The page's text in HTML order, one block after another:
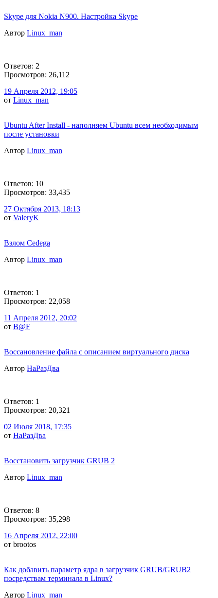
Skype для Nokia N900. Настройка Skype
Автор Linux_man
Ответов: 2
Просмотров: 26,112
19 Апреля 2012, 19:05
от Linux_man
Ubuntu After Install - наполняем Ubuntu всем необходимым
после установки
Автор Linux_man
Ответов: 10
Просмотров: 33,435
27 Октября 2013, 18:13
от ValeryK
Взлом Cedega
Автор Linux_man
Ответов: 1
Просмотров: 22,058
11 Апреля 2012, 20:02
от B@F
Воссановление файла с описанием виртуального диска
Автор НаРазДва
Ответов: 1
Просмотров: 20,321
02 Июля 2018, 17:35
от НаРазДва
Восстановить загрузчик GRUB 2
Автор Linux_man
Ответов: 8
Просмотров: 35,298
16 Апреля 2012, 22:00
от brootos
Как добавить параметр ядра в загрузчик GRUB/GRUB2
посредствам терминала в Linux?
Автор Linux_man